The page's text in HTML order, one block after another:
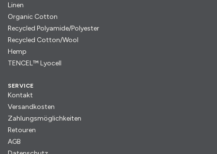
Linen
Organic Cotton
Recycled Polyamide/Polyester
Recycled Cotton/Wool
Hemp
TENCEL™ Lyocell
SERVICE
Kontakt
Versandkosten
Zahlungsmöglichkeiten
Retouren
AGB